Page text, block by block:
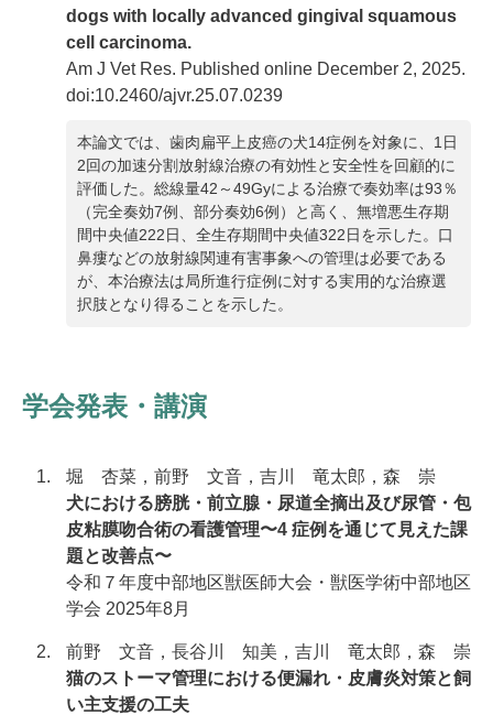
dogs with locally advanced gingival squamous
cell carcinoma.
Am J Vet Res. Published online December 2, 2025.
doi:10.2460/ajvr.25.07.0239
本論文では、歯肉扁平上皮癌の犬14症例を対象に、1日
2回の加速分割放射線治療の有効性と安全性を回顧的に
評価した。総線量42～49Gyによる治療で奏効率は93％
（完全奏効7例、部分奏効6例）と高く、無増悪生存期
間中央値222日、全生存期間中央値322日を示した。口
鼻瘻などの放射線関連有害事象への管理は必要である
が、本治療法は局所進行症例に対する実用的な治療選
択肢となり得ることを示した。
学会発表・講演
堀 杏菜，前野 文音，吉川 竜太郎，森 崇
犬における膀胱・前立腺・尿道全摘出及び尿管・包
皮粘膜吻合術の看護管理〜4 症例を通じて見えた課
題と改善点〜
令和７年度中部地区獣医師大会・獣医学術中部地区
学会 2025年8月
前野 文音，長谷川 知美，吉川 竜太郎，森 崇
猫のストーマ管理における便漏れ・皮膚炎対策と飼
い主支援の工夫